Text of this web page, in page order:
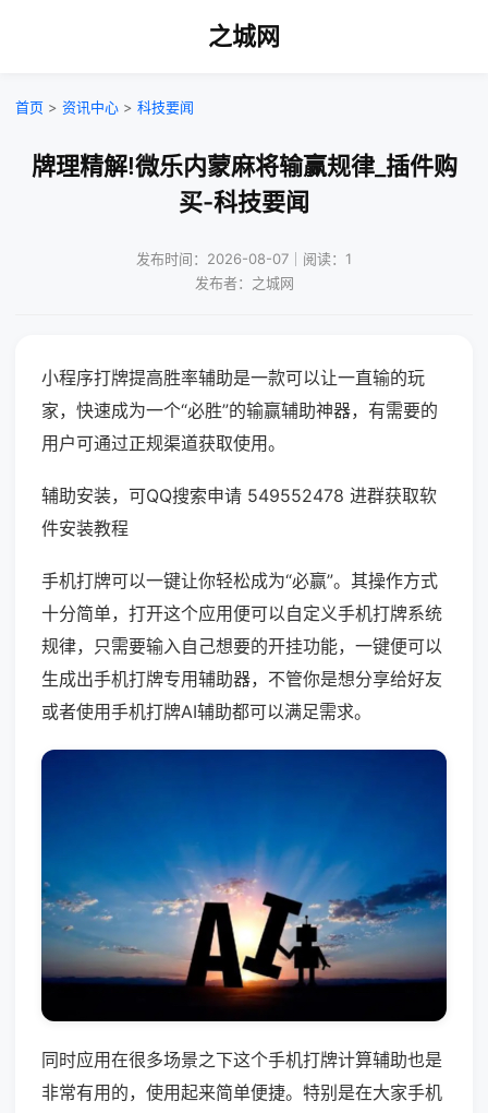
之城网
首页 > 资讯中心 > 科技要闻
牌理精解!微乐内蒙麻将输赢规律_插件购
买-科技要闻
发布时间：2026-08-07｜阅读：1
发布者：之城网
小程序打牌提高胜率辅助是一款可以让一直输的玩
家，快速成为一个“必胜”的输赢辅助神器，有需要的
用户可通过正规渠道获取使用。
辅助安装，可QQ搜索申请 549552478 进群获取软
件安装教程
手机打牌可以一键让你轻松成为“必赢”。其操作方式
十分简单，打开这个应用便可以自定义手机打牌系统
规律，只需要输入自己想要的开挂功能，一键便可以
生成出手机打牌专用辅助器，不管你是想分享给好友
或者使用手机打牌AI辅助都可以满足需求。
同时应用在很多场景之下这个手机打牌计算辅助也是
非常有用的，使用起来简单便捷。特别是在大家手机